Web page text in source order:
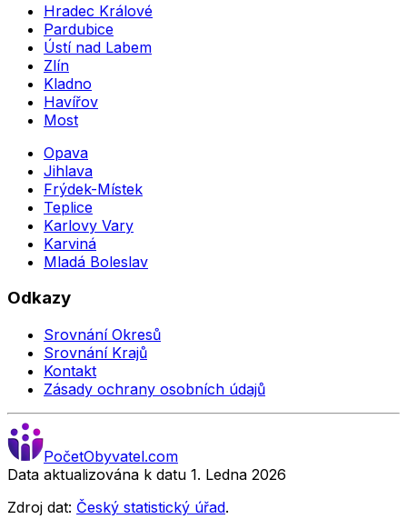
Hradec Králové
Pardubice
Ústí nad Labem
Zlín
Kladno
Havířov
Most
Opava
Jihlava
Frýdek-Místek
Teplice
Karlovy Vary
Karviná
Mladá Boleslav
Odkazy
Srovnání Okresů
Srovnání Krajů
Kontakt
Zásady ochrany osobních údajů
PočetObyvatel.com
Data aktualizována k datu 1. Ledna 2026
Zdroj dat: Český statistický úřad.